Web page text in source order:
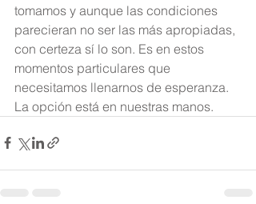
tomamos y aunque las condiciones
parecieran no ser las más apropiadas,
con certeza sí lo son. Es en estos
momentos particulares que
necesitamos llenarnos de esperanza.
La opción está en nuestras manos.